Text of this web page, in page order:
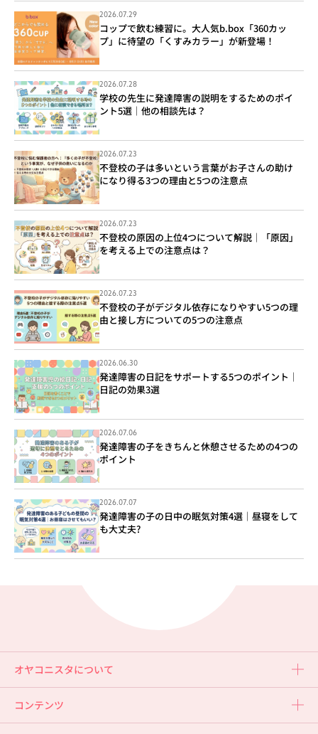
2026.07.29
コップで飲む練習に。大人気b.box「360カッ
プ」に待望の「くすみカラー」が新登場！
2026.07.28
学校の先生に発達障害の説明をするためのポイ
ント5選｜他の相談先は？
2026.07.23
不登校の子は多いという言葉がお子さんの助け
になり得る3つの理由と5つの注意点
2026.07.23
不登校の原因の上位4つについて解説｜「原因」
を考える上での注意点は？
2026.07.23
不登校の子がデジタル依存になりやすい5つの理
由と接し方についての5つの注意点
2026.06.30
発達障害の日記をサポートする5つのポイント｜
日記の効果3選
2026.07.06
発達障害の子をきちんと休憩させるための4つの
ポイント
2026.07.07
発達障害の子の日中の眠気対策4選｜昼寝をして
も大丈夫?
オヤコニスタについて
コンテンツ